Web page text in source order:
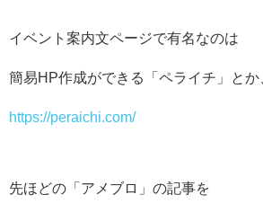
イベント案内文ページで有名なのは
簡易HP作成ができる「ペライチ」とか
https://peraichi.com/
先ほどの「アメブロ」の記事を